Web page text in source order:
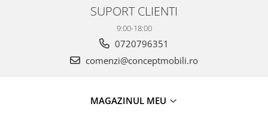
SUPORT CLIENTI
9:00-18:00
0720796351
comenzi@conceptmobili.ro
MAGAZINUL MEU